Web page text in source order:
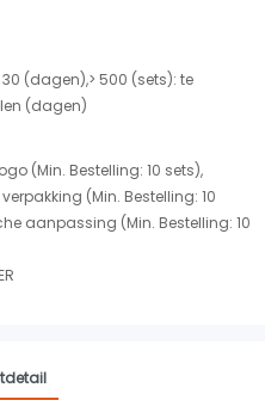
(dagen),> 500 (sets): te
(dagen)
(Min. Bestelling: 10 sets),
(Min. Bestelling: 10
aanpassing (Min. Bestelling: 10